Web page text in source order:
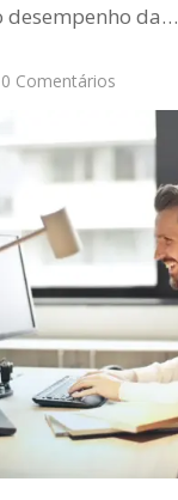
desempenho da…
0 Comentários